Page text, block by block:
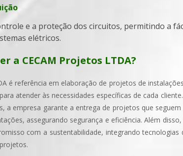
elétricos.
a CECAM Projetos LTDA?
é referência em elaboração de projetos de
atender às necessidades específicas de cada
a empresa garante a entrega de projetos que
assegurando segurança e eficiência. Além
com a sustentabilidade, integrando tecnologias